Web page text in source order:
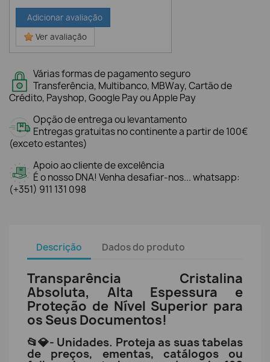
Adicionar avaliação
Ver avaliação
Várias formas de pagamento seguro
Transferência, Multibanco, MBWay, Cartão de
Crédito, Payshop, Google Pay ou Apple Pay
Opção de entrega ou levantamento
Entregas gratuitas no continente a partir de 100€
(exceto estantes)
Apoio ao cliente de excelência
É o nosso DNA! Venha desafiar-nos... whatsapp:
(+351) 911 131 098
Descrição Dados do produto
Transparência Cristalina
Absoluta, Alta Espessura e
Proteção de Nível Superior para
os Seus Documentos!
📂💎- Unidades. Proteja as suas tabelas
de preços, ementas, catálogos ou